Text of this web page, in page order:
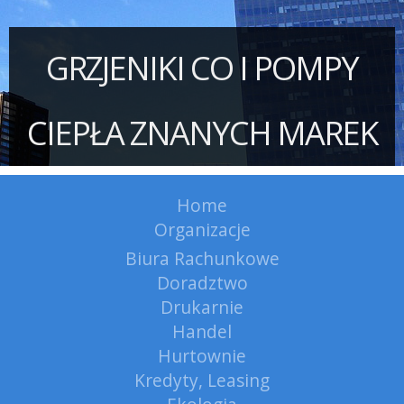
GRZJENIKI CO I POMPY
CIEPŁA ZNANYCH MAREK
Home
Organizacje
Biura Rachunkowe
Doradztwo
Drukarnie
Handel
Hurtownie
Kredyty, Leasing